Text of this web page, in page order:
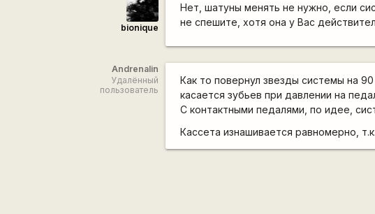
bionique
Нет, шатуны менять не нужно, если
не спешите, хотя она у Вас
Andrenalin
Удалённый
пользователь
Как то повернул звезды системы на
касается зубьев при давлении на
С контактными педалями, по идее,
Кассета изнашивается равномерно,